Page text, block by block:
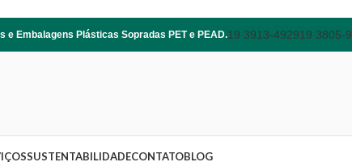
Embalagens Plásticas Sopradas PET e PEAD.19 3913-492919 3805-
SUSTENTABILIDADECONTATOBLOG